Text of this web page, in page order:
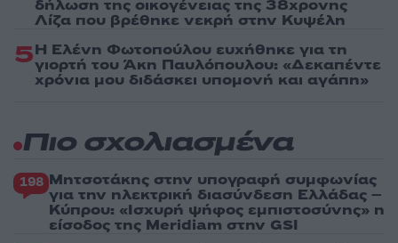
δήλωση της οικογένειας της 38χρονης
Λίζα που βρέθηκε νεκρή στην Κυψέλη
5Η Ελένη Φωτοπούλου ευχήθηκε για τη
γιορτή του Άκη Παυλόπουλου: «Δεκαπέντε
χρόνια μου διδάσκει υπομονή και αγάπη»
Πιο σχολιασμένα
198 Μητσοτάκης στην υπογραφή συμφωνίας
για την ηλεκτρική διασύνδεση Ελλάδας –
Κύπρου: «Ισχυρή ψήφος εμπιστοσύνης» η
είσοδος της Meridiam στην GSI